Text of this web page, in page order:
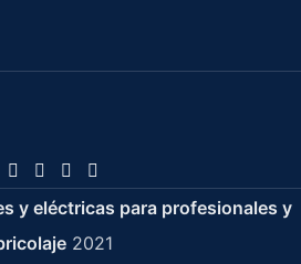
y eléctricas para profesionales y
2021